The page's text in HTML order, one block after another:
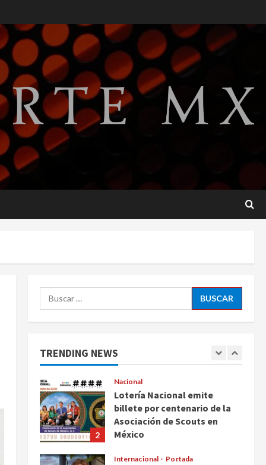
Buscar:
TRENDING NEWS
2
billete por centenario de la
Asociación de Scouts en
agosto 7, 2026
3
Internacional Portada
Desplome de la IA arrastra a
fondos estrella de Wall
Street
agosto 7, 2026
con la evolución del cerebro
agosto 7, 2026
de periodistas y ciertos
agosto 7, 2026
1
2
Nacional
Lotería Nacional emite
billete por centenario de la
Asociación de Scouts en
México
Internacional Portada